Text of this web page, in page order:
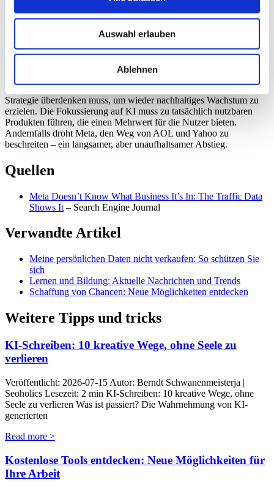
Auswahl erlauben
Ablehnen
sinkenden Nutzerzahlen und die steigende Anzeigenlast auf eine
Verschlechterung der Datenqualität und damit auf einen potenziellen
Ausblick
Strategie überdenken muss, um wieder nachhaltiges Wachstum zu
erzielen. Die Fokussierung auf KI muss zu tatsächlich nutzbaren
Produkten führen, die einen Mehrwert für die Nutzer bieten.
Andernfalls droht Meta, den Weg von AOL und Yahoo zu
beschreiten – ein langsamer, aber unaufhaltsamer Abstieg.
Quellen
Meta Doesn’t Know What Business It’s In: The Traffic Data
Shows It – Search Engine Journal
Verwandte Artikel
Meine persönlichen Daten nicht verkaufen: So schützen Sie
sich
Lernen und Bildung: Aktuelle Nachrichten und Trends
Schaffung von Chancen: Neue Möglichkeiten entdecken
Weitere Tipps und tricks
KI-Schreiben: 10 kreative Wege, ohne Seele zu
verlieren
Veröffentlicht: 2026-07-15 Autor: Berndt Schwanenmeisterja |
Seoholics Lesezeit: 2 min KI-Schreiben: 10 kreative Wege, ohne
Seele zu verlieren Was ist passiert? Die Wahrnehmung von KI-
generierten
Read more >
Kostenlose Tools entdecken: Neue Möglichkeiten für
Ihre Arbeit